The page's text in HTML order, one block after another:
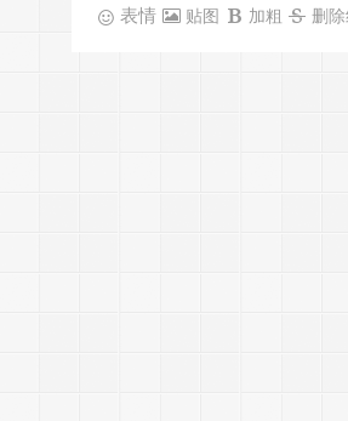
表情 贴图 加粗 删